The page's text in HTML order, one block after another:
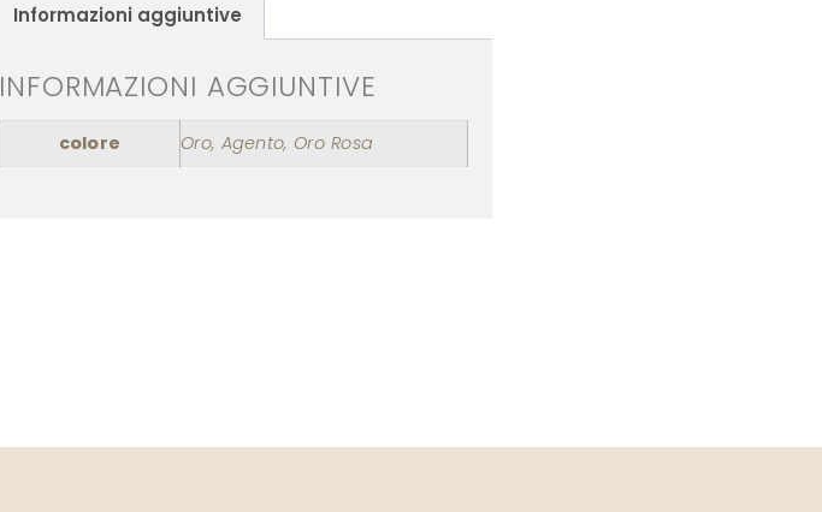
Informazioni aggiuntive
INFORMAZIONI AGGIUNTIVE
colore Oro, Agento, Oro Rosa